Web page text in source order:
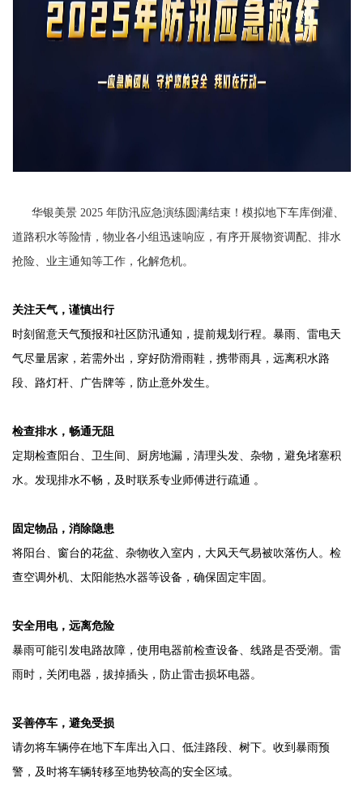
华银美景 2025 年防汛应急演练圆满结束！模拟地下车库倒灌、
道路积水等险情，物业各小组迅速响应，有序开展物资调配、排水
抢险、业主通知等工作，化解危机。
关注天气，谨慎出行
时刻留意天气预报和社区防汛通知，提前规划行程。暴雨、雷电天
气尽量居家，若需外出，穿好防滑雨鞋，携带雨具，远离积水路
段、路灯杆、广告牌等，防止意外发生。
检查排水，畅通无阻
定期检查阳台、卫生间、厨房地漏，清理头发、杂物，避免堵塞积
水。发现排水不畅，及时联系专业师傅进行疏通 。
固定物品，消除隐患
将阳台、窗台的花盆、杂物收入室内，大风天气易被吹落伤人。检
查空调外机、太阳能热水器等设备，确保固定牢固。
安全用电，远离危险
暴雨可能引发电路故障，使用电器前检查设备、线路是否受潮。雷
雨时，关闭电器，拔掉插头，防止雷击损坏电器。
妥善停车，避免受损
请勿将车辆停在地下车库出入口、低洼路段、树下。收到暴雨预
警，及时将车辆转移至地势较高的安全区域。